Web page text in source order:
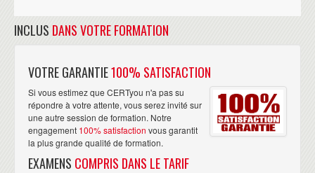
INCLUS DANS VOTRE FORMATION
VOTRE GARANTIE100% SATISFACTION
Si vous estimez que CERTyou n'a pas su
répondre à votre attente, vous serez invité sur
une autre session de formation. Notre
engagement 100% satisfaction vous garantit
la plus grande qualité de formation.
EXAMENS COMPRIS DANS LE TARIF